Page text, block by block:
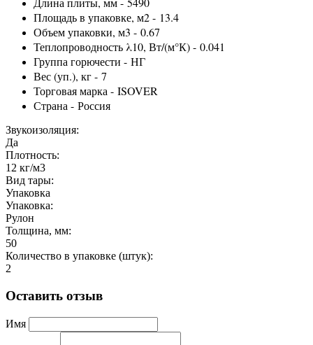
Площадь в упаковке, м2 - 13.4
Объем упаковки, м3 - 0.67
Теплопроводность λ10, Вт/(м°К) - 0.041
Группа горючести - НГ
Вес (уп.), кг - 7
Торговая марка - ISOVER
Страна - Россия
Звукоизоляция:
Да
Плотность:
12 кг/м3
Вид тары:
Упаковка
Упаковка:
Рулон
Толщина, мм:
50
Количество в упаковке (штук):
2
Оставить отзыв
Имя